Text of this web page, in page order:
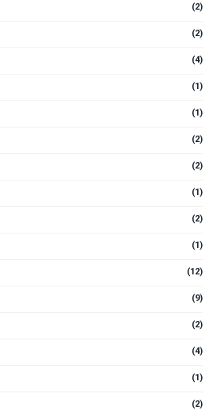
(2)
(2)
(4)
(1)
(1)
(2)
(2)
(1)
(2)
(1)
(12)
(9)
(2)
(4)
(1)
(2)